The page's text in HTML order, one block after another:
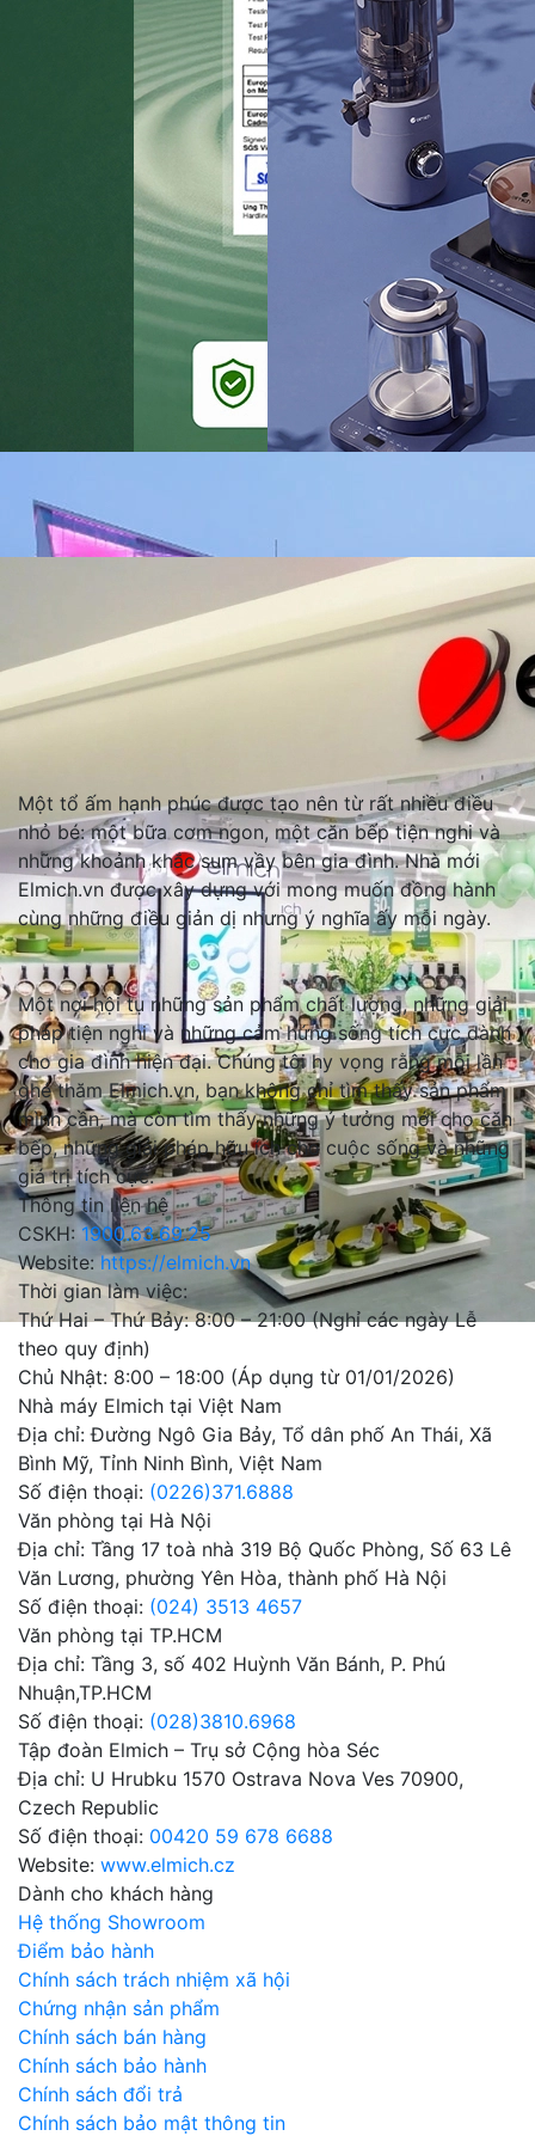
ĐĂNG KÝ NHẬN BẢN TIN ƯU
ĐÃI CỦA CHÚNG TÔI
Tìm kiếm nguồn cảm hứng và khám phá tin tức cũng như
các chương trình khuyến mãi
Đăng ký ngay
SẢN PHẨM ĐƯỢC YÊU
THÍCH
Chảo
inox
Bình
giữ
nhiệt
từ
đơn
Nồi
cơm
điện
Nồi
chiên
không
dầu
không
khí
T309 TTTM AEON Mall Hà Đông,Tổ dân phố Hoàng Văn
Thụ, Phường Dương Nội, TP Hà Nội
B2, Vincom Mega Mall Royal City, 72A Đ. Nguyễn Trãi,
Thượng Đình, Hà Nội
ELMICH - GIA DỤNG
CHUẨN ÂU - SỐNG
Một tổ ấm hạnh phúc được tạo nên từ rất nhiều điều
nhỏ bé: một bữa cơm ngon, một căn bếp tiện nghi và
những khoảnh khắc sum vầy bên gia đình. Nhà mới
Elmich.vn được xây dựng với mong muốn đồng hành
cùng những điều giản dị nhưng ý nghĩa ấy mỗi ngày.
Một nơi hội tụ những sản phẩm chất lượng, những giải
pháp tiện nghi và những cảm hứng sống tích cực dành
cho gia đình hiện đại. Chúng tôi hy vọng rằng mỗi lần
ghé thăm Elmich.vn, bạn không chỉ tìm thấy sản phẩm
mình cần, mà còn tìm thấy những ý tưởng mới cho căn
bếp, những giải pháp hữu ích cho cuộc sống và những
giá trị tích cực.
Thông tin liên hệ
CSKH: 1900.63.69.25
Website:https://elmich.vn
Thời gian làm việc:
Thứ Hai – Thứ Bảy: 8:00 – 21:00 (Nghỉ các ngày Lễ
theo quy định)
Chủ Nhật: 8:00 – 18:00 (Áp dụng từ 01/01/2026)
Nhà máy Elmich tại Việt Nam
Địa chỉ: Đường Ngô Gia Bảy, Tổ dân phố An Thái, Xã
Bình Mỹ, Tỉnh Ninh Bình, Việt Nam
Số điện thoại: (0226)371.6888
Văn phòng tại Hà Nội
Địa chỉ: Tầng 17 toà nhà 319 Bộ Quốc Phòng, Số 63 Lê
Văn Lương, phường Yên Hòa, thành phố Hà Nội
Số điện thoại: (024) 3513 4657
Văn phòng tại TP.HCM
Địa chỉ: Tầng 3, số 402 Huỳnh Văn Bánh, P. Phú
Nhuận,TP.HCM
Số điện thoại: (028)3810.6968
Tập đoàn Elmich – Trụ sở Cộng hòa Séc
Địa chỉ: U Hrubku 1570 Ostrava Nova Ves 70900,
Czech Republic
Số điện thoại: 00420 59 678 6688
Website: www.elmich.cz
Dành cho khách hàng
Hệ thống Showroom
Điểm bảo hành
Chính sách trách nhiệm xã hội
Chứng nhận sản phẩm
Chính sách bán hàng
Chính sách bảo hành
Chính sách đổi trả
Chính sách bảo mật thông tin